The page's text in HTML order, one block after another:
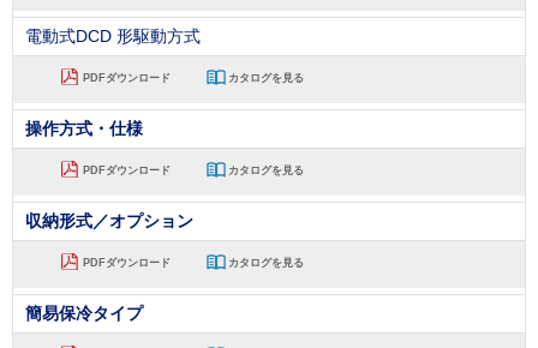
電動式DCD 形駆動方式
PDFダウンロード カタログを見る
操作方式・仕様
PDFダウンロード カタログを見る
収納形式／オプション
PDFダウンロード カタログを見る
簡易保冷タイプ